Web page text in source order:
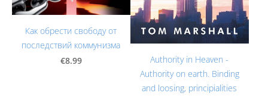
Как обрести свободу от
последствий коммунизма
€8.99
Authority in Heaven -
Authority on earth. Binding
and loosing, principialities